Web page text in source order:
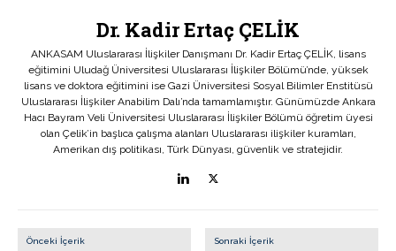
Dr. Kadir Ertaç ÇELİK
ANKASAM Uluslararası İlişkiler Danışmanı Dr. Kadir Ertaç ÇELİK, lisans
eğitimini Uludağ Üniversitesi Uluslararası İlişkiler Bölümü’nde, yüksek
lisans ve doktora eğitimini ise Gazi Üniversitesi Sosyal Bilimler Enstitüsü
Uluslararası İlişkiler Anabilim Dalı’nda tamamlamıştır. Günümüzde Ankara
Hacı Bayram Veli Üniversitesi Uluslararası İlişkiler Bölümü öğretim üyesi
olan Çelik’in başlıca çalışma alanları Uluslararası ilişkiler kuramları,
Amerikan dış politikası, Türk Dünyası, güvenlik ve stratejidir.
Önceki İçerik Sonraki İçerik